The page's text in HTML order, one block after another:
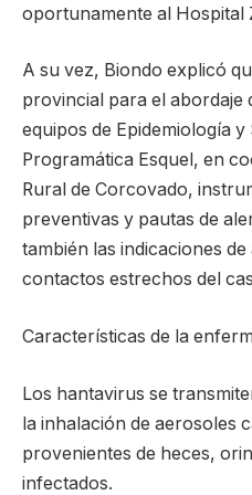
oportunamente al Hospital
A su vez, Biondo explicó
provincial para el abordaje
equipos de Epidemiología
Programática Esquel, en
Rural de Corcovado,
preventivas y pautas de
también las indicaciones de
contactos estrechos del
Características de la
Los hantavirus se
la inhalación de aerosoles
provenientes de heces,
infectados.